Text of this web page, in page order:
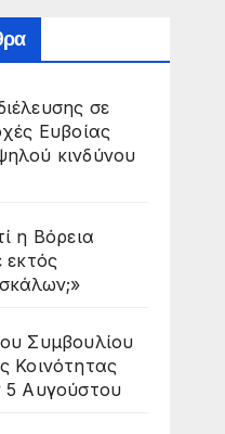
σε
Ευβοίας
κινδύνου
η Βόρεια
εκτός
Συμβουλίου
Κοινότητας
5 Αυγούστου